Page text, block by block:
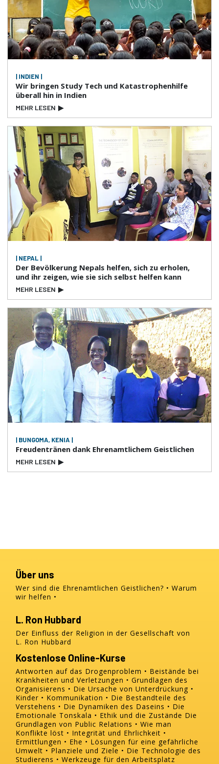
| INDIEN |
Wir bringen Study Tech und Katastrophenhilfe
überall hin in Indien
MEHR LESEN ▶
| NEPAL |
Der Bevölkerung Nepals helfen, sich zu erholen,
und ihr zeigen, wie sie sich selbst helfen kann
MEHR LESEN ▶
| BUNGOMA, KENIA |
Freudentränen dank Ehrenamtlichem Geistlichen
MEHR LESEN ▶
Über uns
Wer sind die Ehrenamtlichen Geistlichen?
Warum
wir helfen
L. Ron Hubbard
Der Einfluss der Religion in der Gesellschaft von
L. Ron Hubbard
Kostenlose Online-Kurse
Antworten auf das Drogenproblem
Beistände bei
Krankheiten und Verletzungen
Grundlagen des
Organisierens
Die Ursache von Unterdrückung
Kinder
Kommunikation
Die Bestandteile des
Verstehens
Die Dynamiken des Daseins
Die
Emotionale Tonskala
Ethik und die Zustände Die
Grundlagen von Public Relations
Wie man
Konflikte löst
Integrität und Ehrlichkeit
Ermittlungen
Ehe
Lösungen für eine gefährliche
Umwelt
Planziele und Ziele
Die Technologie des
Studierens
Werkzeuge für den Arbeitsplatz